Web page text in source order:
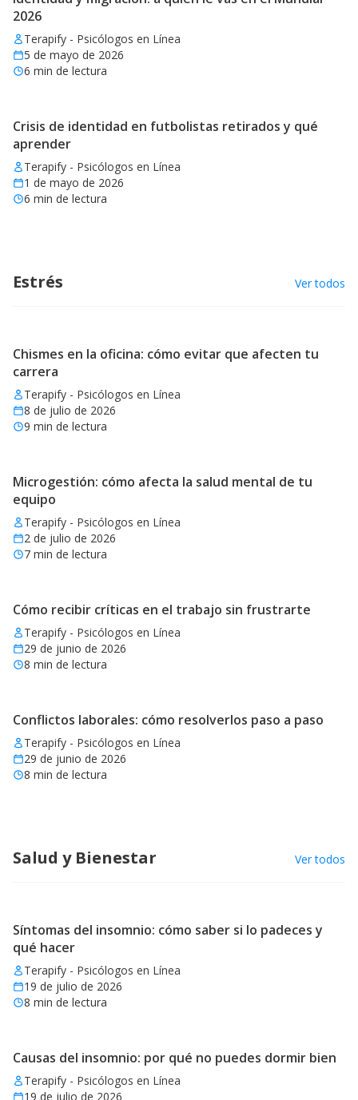
2026
Terapify - Psicólogos en Línea
5 de mayo de 2026
6 min de lectura
Crisis de identidad en futbolistas retirados y qué
aprender
Terapify - Psicólogos en Línea
1 de mayo de 2026
6 min de lectura
Estrés Ver todos
Chismes en la oficina: cómo evitar que afecten tu
carrera
Terapify - Psicólogos en Línea
8 de julio de 2026
9 min de lectura
Microgestión: cómo afecta la salud mental de tu
equipo
Terapify - Psicólogos en Línea
2 de julio de 2026
7 min de lectura
Cómo recibir críticas en el trabajo sin frustrarte
Terapify - Psicólogos en Línea
29 de junio de 2026
8 min de lectura
Conflictos laborales: cómo resolverlos paso a paso
Terapify - Psicólogos en Línea
29 de junio de 2026
8 min de lectura
Salud y Bienestar Ver todos
Síntomas del insomnio: cómo saber si lo padeces y
qué hacer
Terapify - Psicólogos en Línea
19 de julio de 2026
8 min de lectura
Causas del insomnio: por qué no puedes dormir bien
Terapify - Psicólogos en Línea
19 de julio de 2026